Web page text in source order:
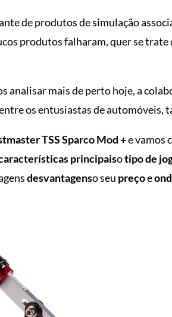
de produtos de simulação
produtos falharam, quer se trate
analisar mais de perto hoje, a
os entusiastas de
TSS Sparco Mod +e vamos
principaisotipo de
desvantagenso seu preçoe